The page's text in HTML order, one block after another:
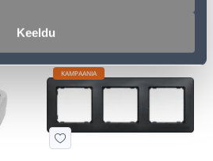
Keeldu
KAMPAANIA